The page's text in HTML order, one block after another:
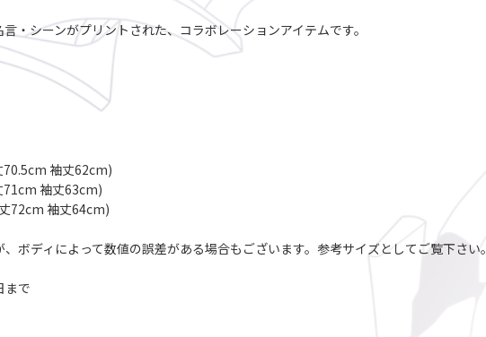
・シーンがプリントされた、コラボレーションアイテムです。
袖丈62cm)
袖丈63cm)
72cm 袖丈64cm)
ボディによって数値の誤差がある場合もございます。参考サイズとしてご覧下さい。
まで